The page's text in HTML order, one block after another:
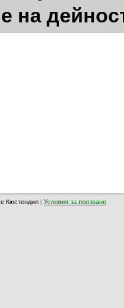
на
Кюстендил | Условия за ползване